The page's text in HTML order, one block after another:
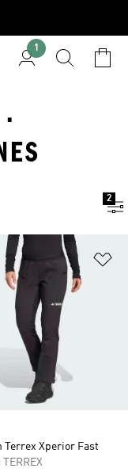
1
2
Liste de produits
Terrex Xperior Fast